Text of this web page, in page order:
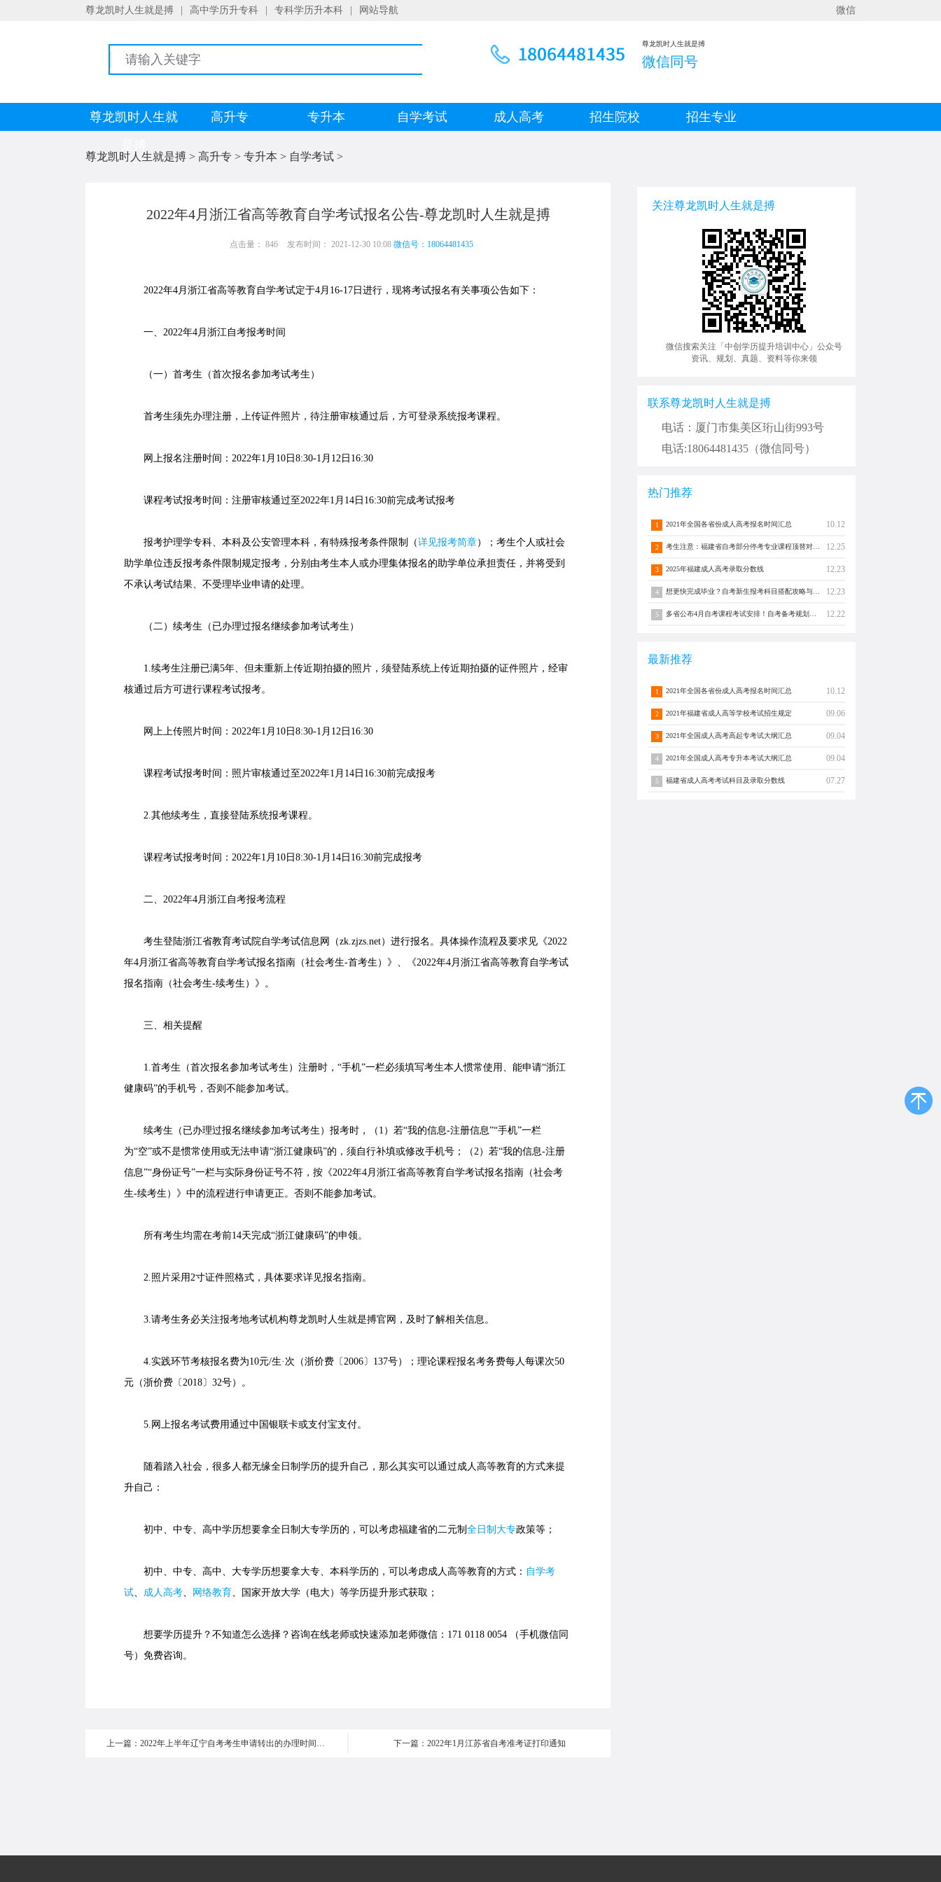
尊龙凯时人生就是搏 高中学历升专科 专科学历升本科 网站导航 微信
尊龙凯时人生就是搏
微信同号
尊龙凯时人生就
高升专 专升本 自学考试 成人高考 招生院校 招生专业
尊龙凯时人生就是搏 > 高升专 > 专升本 > 自学考试 >
2022年4月浙江省高等教育自学考试报名公告-尊龙凯时人生就是搏
点击量： 846 发布时间： 2021-12-30 10:08 微信号：18064481435
2022年4月浙江省高等教育自学考试定于4月16-17日进行，现将考试报名有关事项公告如下：
一、2022年4月浙江自考报考时间
（一）首考生（首次报名参加考试考生）
首考生须先办理注册，上传证件照片，待注册审核通过后，方可登录系统报考课程。
网上报名注册时间：2022年1月10日8:30-1月12日16:30
课程考试报考时间：注册审核通过至2022年1月14日16:30前完成考试报考
报考护理学专科、本科及公安管理本科，有特殊报考条件限制（详见报考简章）；考生个人或社会
助学单位违反报考条件限制规定报考，分别由考生本人或办理集体报名的助学单位承担责任，并将受到
不承认考试结果、不受理毕业申请的处理。
（二）续考生（已办理过报名继续参加考试考生）
1.续考生注册已满5年、但未重新上传近期拍摄的照片，须登陆系统上传近期拍摄的证件照片，经审
核通过后方可进行课程考试报考。
网上上传照片时间：2022年1月10日8:30-1月12日16:30
课程考试报考时间：照片审核通过至2022年1月14日16:30前完成报考
2.其他续考生，直接登陆系统报考课程。
课程考试报考时间：2022年1月10日8:30-1月14日16:30前完成报考
二、2022年4月浙江自考报考流程
考生登陆浙江省教育考试院自学考试信息网（zk.zjzs.net）进行报名。具体操作流程及要求见《2022
年4月浙江省高等教育自学考试报名指南（社会考生-首考生）》、《2022年4月浙江省高等教育自学考试
报名指南（社会考生-续考生）》。
三、相关提醒
1.首考生（首次报名参加考试考生）注册时，“手机”一栏必须填写考生本人惯常使用、能申请“浙江
健康码”的手机号，否则不能参加考试。
续考生（已办理过报名继续参加考试考生）报考时，（1）若“我的信息-注册信息”“手机”一栏
为“空”或不是惯常使用或无法申请“浙江健康码”的，须自行补填或修改手机号；（2）若“我的信息-注册
信息”“身份证号”一栏与实际身份证号不符，按《2022年4月浙江省高等教育自学考试报名指南（社会考
生-续考生）》中的流程进行申请更正。否则不能参加考试。
所有考生均需在考前14天完成“浙江健康码”的申领。
2.照片采用2寸证件照格式，具体要求详见报名指南。
3.请考生务必关注报考地考试机构尊龙凯时人生就是搏官网，及时了解相关信息。
4.实践环节考核报名费为10元/生·次（浙价费〔2006〕137号）；理论课程报名考务费每人每课次50
元（浙价费〔2018〕32号）。
5.网上报名考试费用通过中国银联卡或支付宝支付。
随着踏入社会，很多人都无缘全日制学历的提升自己，那么其实可以通过成人高等教育的方式来提
升自己：
初中、中专、高中学历想要拿全日制大专学历的，可以考虑福建省的二元制 全日制大专政策等；
初中、中专、高中、大专学历想要拿大专、本科学历的，可以考虑成人高等教育的方式： 自学考
试、 成人高考、 网络教育、国家开放大学（电大）等学历提升形式获取；
想要学历提升？不知道怎么选择？咨询在线老师或快速添加老师微信：171 0118 0054 （手机微信同
号）免费咨询。
上一篇：2022年上半年辽宁自考考生申请转出的办理时间及要求 下一篇：2022年1月江苏省自考准考证打印通知
关注尊龙凯时人生就是搏
微信搜索关注「中创学历提升培训中心」公众号
资讯、规划、真题、资料等你来领
联系尊龙凯时人生就是搏
电话：厦门市集美区珩山街993号
电话:18064481435（微信同号）
热门推荐
1 2021年全国各省份成人高考报名时间汇总 10.12
2 12.25
3 2025年福建成人高考录取分数线 12.23
4 12.23
5 12.22
最新推荐
1 2021年全国各省份成人高考报名时间汇总 10.12
2 2021年福建省成人高等学校考试招生规定 09.06
3 2021年全国成人高考高起专考试大纲汇总 09.04
4 2021年全国成人高考专升本考试大纲汇总 09.04
5 福建省成人高考考试科目及录取分数线 07.27